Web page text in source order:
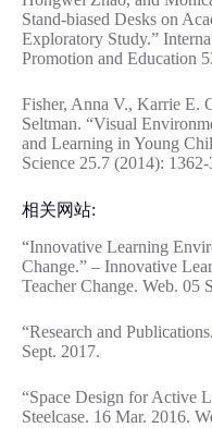
Stand-biased Desks on
Exploratory Study.”
Promotion and Education
Fisher, Anna V., Karrie E.
Seltman. “Visual
and Learning in Young
Science 25.7 (2014):
相关网站:
“Innovative Learning
Change.” – Innovative
Teacher Change. Web. 05
“Research and
Sept. 2017.
“Space Design for Active
Steelcase. 16 Mar. 2016.